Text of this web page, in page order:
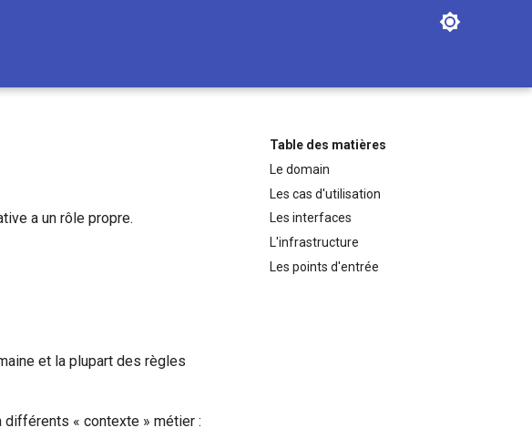
Table des matières
Le domain
Les cas d'utilisation
Les interfaces
L'infrastructure
Les points d'entrée
a un rôle propre.
et la plupart des règles
« contexte » métier :